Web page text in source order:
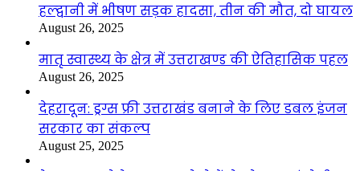
हल्द्वानी में भीषण सड़क हादसा, तीन की मौत, दो घायल
August 26, 2025
मातृ स्वास्थ्य के क्षेत्र में उत्तराखण्ड की ऐतिहासिक पहल
August 26, 2025
देहरादून: ड्रग्स फ्री उत्तराखंड बनाने के लिए डबल इंजन
सरकार का संकल्प
August 25, 2025